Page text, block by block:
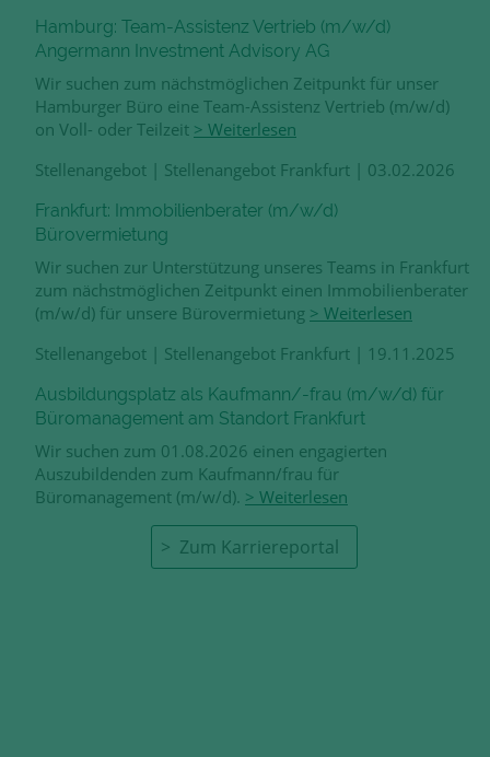
Hamburg: Team-Assistenz Vertrieb (m/w/d)
Angermann Investment Advisory AG
Wir suchen zum nächstmöglichen Zeitpunkt für unser
Hamburger Büro eine Team-Assistenz Vertrieb (m/w/d)
on Voll- oder Teilzeit > Weiterlesen
Stellenangebot | Stellenangebot Frankfurt | 03.02.2026
Frankfurt: Immobilienberater (m/w/d)
Bürovermietung
Wir suchen zur Unterstützung unseres Teams in Frankfurt
zum nächstmöglichen Zeitpunkt einen Immobilienberater
(m/w/d) für unsere Bürovermietung > Weiterlesen
Stellenangebot | Stellenangebot Frankfurt | 19.11.2025
Ausbildungsplatz als Kaufmann/-frau (m/w/d) für
Büromanagement am Standort Frankfurt
Wir suchen zum 01.08.2026 einen engagierten
Auszubildenden zum Kaufmann/frau für
Büromanagement (m/w/d). > Weiterlesen
Zum Karriereportal